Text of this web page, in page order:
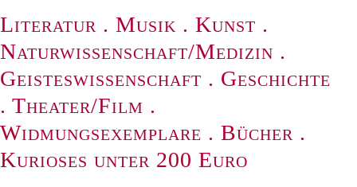
Literatur . Musik . Kunst .
Naturwissenschaft/Medizin .
Geisteswissenschaft . Geschichte
. Theater/Film .
Widmungsexemplare . Bücher .
Kurioses unter 200 Euro